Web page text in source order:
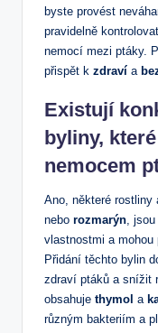
byste provést
pravidelně
nemocí mezi ptáky.
přispět k zdraví a
Existují
byliny,
nemocem
Ano, některé rostliny
nebo rozmarýn,
vlastnostmi a mohou
Přidání těchto bylin
zdraví ptáků a snížit
obsahuje thymol a
různým bakteriím a